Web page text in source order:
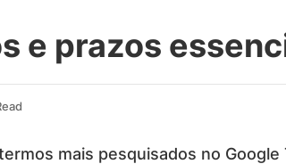
e prazos
mais pesquisados no